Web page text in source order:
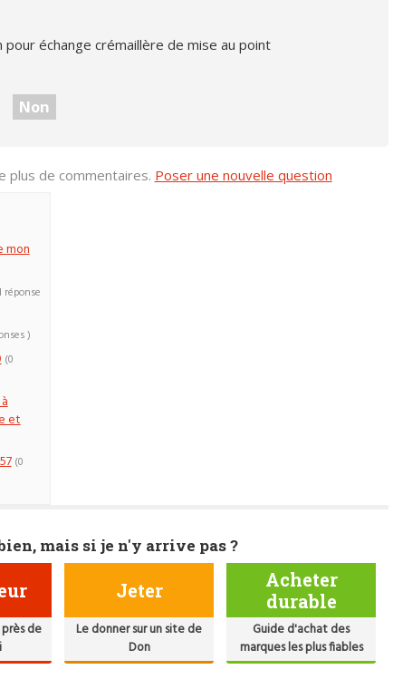
échange crémaillère de mise au point
Non
plus de commentaires. Poser une nouvelle question
mon
réponse
)
(0
et
(0
mais si je n'y arrive pas ?
de
Jeter
Le donner sur un site de
Don
Acheter
durable
Guide d'achat des
marques les plus fiables